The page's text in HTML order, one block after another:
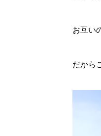
お互い
だから